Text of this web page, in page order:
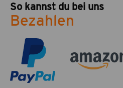
So kannst du bei uns
Bezahlen